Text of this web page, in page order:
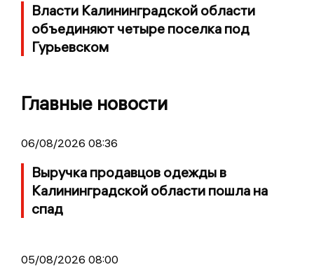
Власти Калининградской области
объединяют четыре поселка под
Гурьевском
Главные новости
06/08/2026 08:36
Выручка продавцов одежды в
Калининградской области пошла на
спад
05/08/2026 08:00